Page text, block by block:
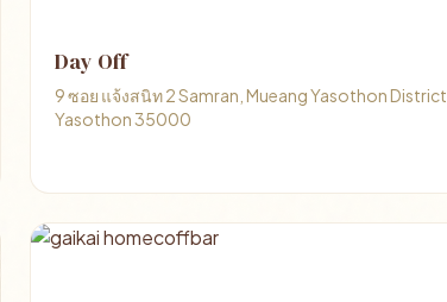
Day Off
9 ซอย แจ้งสนิท 2 Samran, Mueang Yasothon District,
Yasothon 35000